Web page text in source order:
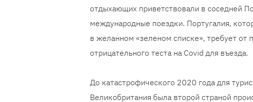
отдыхающих приветствовали в соседней
международные поездки. Португалия,
в желанном «зеленом списке», требует от
отрицательного теста на Covid для въезда.
До катастрофического 2020 года для
Великобритания была второй страной